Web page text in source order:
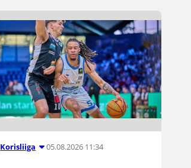
Korisliiga 05.08.2026 11:34